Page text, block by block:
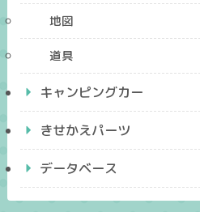
地図
道具
キャンピングカー
きせかえパーツ
データベース